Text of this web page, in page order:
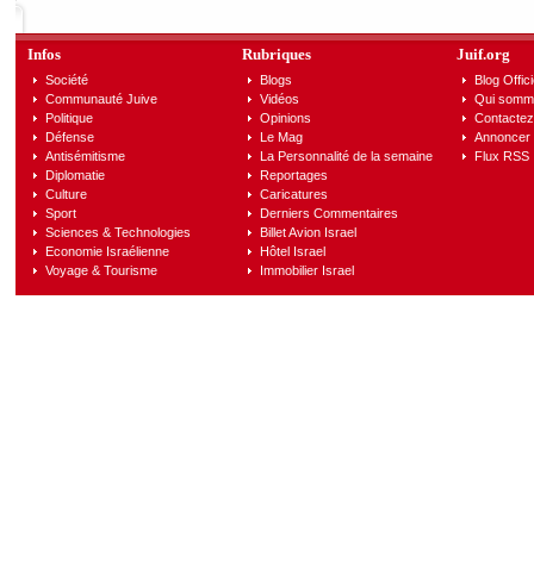
Infos
Société
Communauté Juive
Politique
Défense
Antisémitisme
Diplomatie
Culture
Sport
Sciences & Technologies
Economie Israélienne
Voyage & Tourisme
Rubriques
Blogs
Vidéos
Opinions
Le Mag
La Personnalité de la semaine
Reportages
Caricatures
Derniers Commentaires
Billet Avion Israel
Hôtel Israel
Immobilier Israel
Juif.org
Blog
Qui
Annoncer
Flux RSS